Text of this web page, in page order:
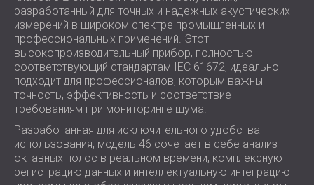
ЗВУКОИЗОЛЯЦИЯ И АКУСТИКА ДЛЯ
ЗАЛЫ
ЗВУКОИЗОЛЯЦИЯ И АКУСТИЧЕСКИЕ
РЕШЕНИЯ ДЛЯ ТОРГОВЫХ
ПОМЕЩЕНИЙ
ЗВУКОИЗОЛЯЦИЯ И АКУСТИКА ДЛЯ
ОБРАЗОВАТЕЛЬНЫХ УЧРЕЖДЕНИЙ
SOUND INSULATION AND ACOUSTICS
FOR HEALTH CARE FACILITIES
ЗВУКОИЗОЛЯЦИОННЫЕ И
ROMÂNIA (RO)
POLAND (PL)
FINLAND (FI)
USA (US)
SOUTH AFRICA (ZA)
разработанный для точных и надежных акустических
измерений в широком спектре промышленных и
профессиональных применений. Этот
высокопроизводительный прибор, полностью
соответствующий стандартам IEC 61672, идеально
подходит для профессионалов, которым важны
точность, эффективность и соответствие
требованиям при мониторинге шума.
Разработанная для исключительного удобства
использования, модель 46 сочетает в себе анализ
октавных полос в реальном времени, комплексную
регистрацию данных и интеллектуальную интеграцию